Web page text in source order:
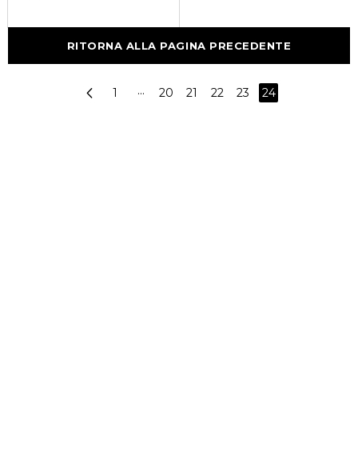
RITORNA ALLA PAGINA PRECEDENTE
1 ··· 20 21 22 23 24